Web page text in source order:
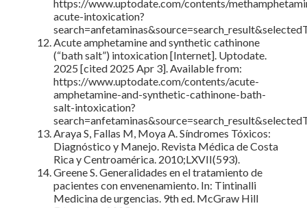
https://www.uptodate.com/contents/
acute-intoxication?
Acute amphetamine and synthetic cathinone
(“bath salt”) intoxication [Internet]. Uptodate.
2025 [cited 2025 Apr 3]. Available from:
https://www.uptodate.com/contents/acute-
amphetamine-and-synthetic-cathinone-bath-
salt-intoxication?
Araya S, Fallas M, Moya A. Síndromes Tóxicos:
Diagnóstico y Manejo. Revista Médica de Costa
Rica y Centroamérica. 2010;LXVII(593).
Greene S. Generalidades en el tratamiento de
pacientes con envenenamiento. In: Tintinalli
Medicina de urgencias. 9th ed. McGraw Hill